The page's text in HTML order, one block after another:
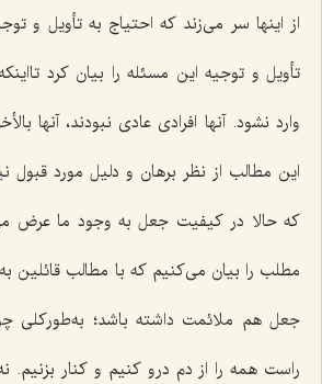
از اینها سر می‌زند که احتیاج به تأویل و
تأویل و توجیه این مسئله را بیان کرد
وارد نشود. آنها افرادی عادی نبودند، آنها
این مطالب از نظر برهان و دلیل مورد
که حالا در کیفیت جعل به ‌وجود ما عرض
مطلب را بیان می‌کنیم که با مطالب قائلین به
جعل هم ملائمت داشته باشد؛ به‌طورکلی
راست همه را از دم درو کنیم و کنار بزنیم.